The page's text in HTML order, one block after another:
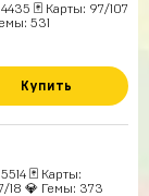
🃏 Карты: 97/107
531
Купить
🃏 Карты:
18 💎 Гемы: 373